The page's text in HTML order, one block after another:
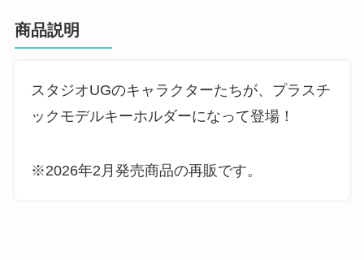
商品説明
スタジオUGのキャラクターたちが、プラスチ
ックモデルキーホルダーになって登場！
※2026年2月発売商品の再販です。